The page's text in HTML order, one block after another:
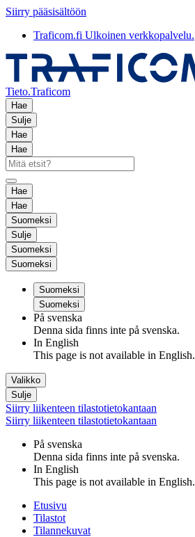
Siirry pääsisältöön
Traficom.fi Ulkoinen verkkopalvelu.
Tieto.Traficom
Hae
Sulje
Hae
Hae
Hae
Hae
Suomeksi
Sulje
Suomeksi
Suomeksi
Suomeksi
Suomeksi
På svenska
Denna sida finns inte på svenska.
In English
This page is not available in English.
Valikko
Sulje
Siirry liikenteen tilastotietokantaan
Siirry liikenteen tilastotietokantaan
På svenska
Denna sida finns inte på svenska.
In English
This page is not available in English.
Etusivu
Tilastot
Tilannekuvat